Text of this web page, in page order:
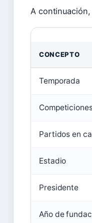
A
CONCEPTO
Temporada
Partidos en
Estadio
Presidente
Año de